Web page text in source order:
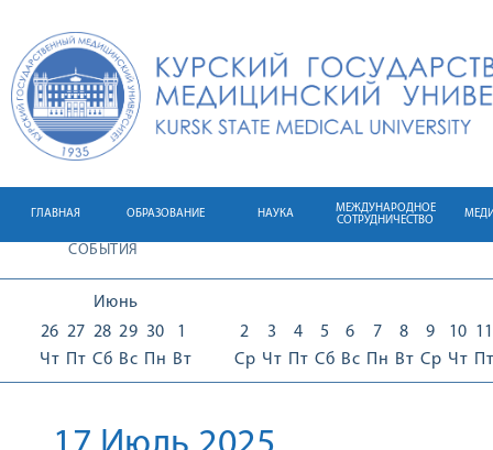
ГЛАВНАЯ ОБРАЗОВАНИЕ НАУКА
МЕЖДУНАРОДНОЕ
СОТРУДНИЧЕСТВО
СОБЫТИЯ
Июнь
26
Чт
27
Пт
28
Сб
29
Вс
30
Пн
1
Вт
2
Ср
3
Чт
4
Пт
5
Сб
6
Вс
7
Пн
8
Вт
9
Ср
10
Чт
11
Пт